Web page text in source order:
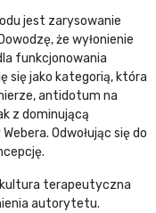
jest zarysowanie
że wyłonienie
funkcjonowania
się jako kategorią, która
antidotum na
z dominującą
Odwołując się do
kultura terapeutyczna
autorytetu.